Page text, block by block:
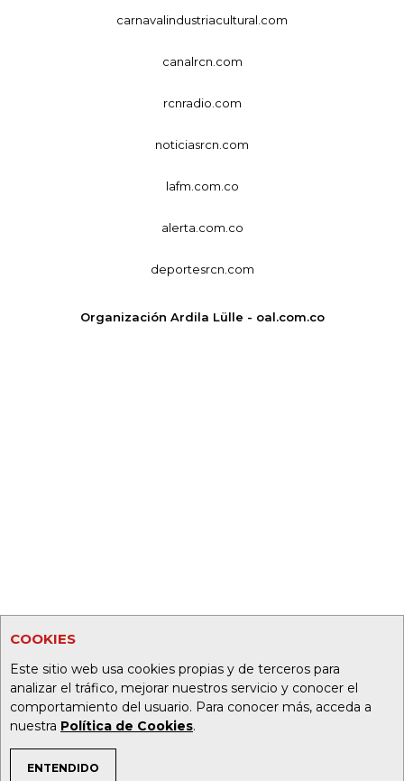
COOKIES
Este sitio web usa cookies propias y de terceros para
analizar el tráfico, mejorar nuestros servicio y conocer el
comportamiento del usuario. Para conocer más, acceda a
nuestra Política de Cookies.
ENTENDIDO
carnavalindustriacultural.com
canalrcn.com
rcnradio.com
noticiasrcn.com
lafm.com.co
alerta.com.co
deportesrcn.com
Organización Ardila Lülle - oal.com.co